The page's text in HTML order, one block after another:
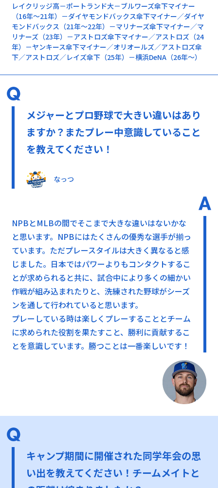
レイクリッジ高－ポートランド大－ブルワーズ傘下マイナー
（16年～21年）－ダイヤモンドバックス傘下マイナー／ダイヤ
モンドバックス（21年～22年）－マリナーズ傘下マイナー／マ
リナーズ（23年）－アストロズ傘下マイナー／アストロズ（24
年）－ヤンキース傘下マイナー／オリオールズ／アストロズ傘
下／アストロズ／レイズ傘下（25年）－横浜DeNA（26年～）
メジャーとプロ野球で大きい違いはあり
ますか？またプレー中意識していること
を教えてください！
なっつ
NPBとMLBの間でそこまで大きな違いはないかな
と思います。NPBにはたくさんの優秀な選手が揃っ
ています。ただプレースタイルは大きく異なると感
じました。日本ではパワーよりもコンタクトするこ
とが求められると共に、試合中により多くの細かい
作戦が組み込まれたりと、洗練された野球がシーズ
ンを通して行われていると思います。
プレーしている時は楽しくプレーすることとチーム
に求められた役割を果たすこと、勝利に貢献するこ
とを意識しています。勝つことは一番楽しいです！
キャンプ期間に開催された同学年会の思
い出を教えてください！チームメイトと